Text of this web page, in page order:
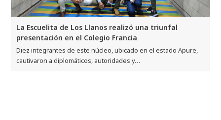
La Escuelita de Los Llanos realizó una triunfal
presentación en el Colegio Francia
Diez integrantes de este núcleo, ubicado en el estado Apure,
cautivaron a diplomáticos, autoridades y…